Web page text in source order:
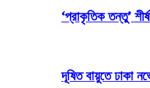
‘প্রাকৃতিক তন্তু’
দূষিত বায়ুতে ঢাকা